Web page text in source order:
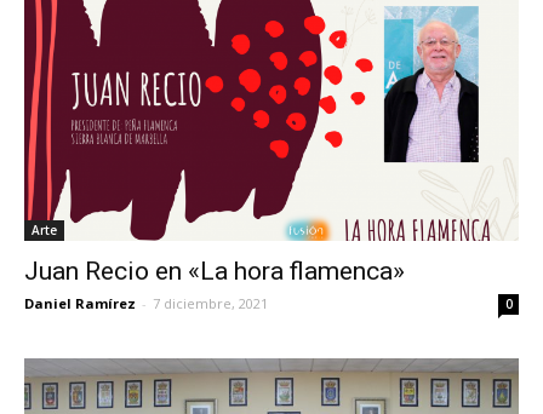
Arte
Juan Recio en «La hora flamenca»
Daniel Ramírez - 7 diciembre, 2021 0